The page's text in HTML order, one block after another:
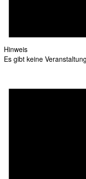
Hinweis
Es gibt keine